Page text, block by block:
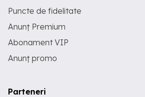
Puncte de fidelitate
Anunț Premium
Abonament VIP
Anunț promo
Parteneri